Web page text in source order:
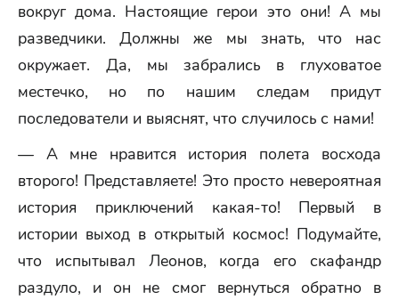
вокруг дома. Настоящие герои это они! А мы
разведчики. Должны же мы знать, что нас
окружает. Да, мы забрались в глуховатое
местечко, но по нашим следам придут
последователи и выяснят, что случилось с нами!
— А мне нравится история полета восхода
второго! Представляете! Это просто невероятная
история приключений какая-то! Первый в
истории выход в открытый космос! Подумайте,
что испытывал Леонов, когда его скафандр
раздуло, и он не смог вернуться обратно в